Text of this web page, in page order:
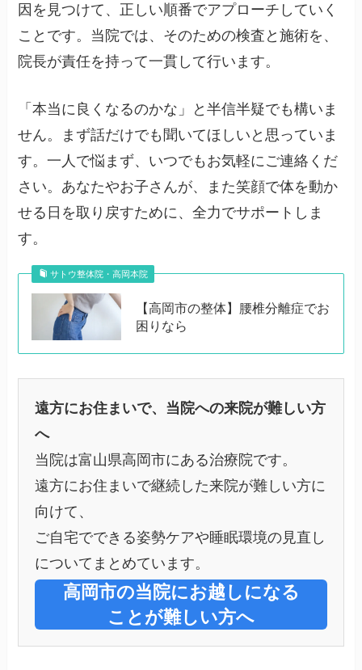
因を見つけて、正しい順番でアプローチしていく
ことです。当院では、そのための検査と施術を、
院長が責任を持って一貫して行います。
「本当に良くなるのかな」と半信半疑でも構いま
せん。まず話だけでも聞いてほしいと思っていま
す。一人で悩まず、いつでもお気軽にご連絡くだ
さい。あなたやお子さんが、また笑顔で体を動か
せる日を取り戻すために、全力でサポートしま
す。
サトウ整体院・高岡本院
【高岡市の整体】腰椎分離症でお
困りなら
遠方にお住まいで、当院への来院が難しい方
へ
当院は富山県高岡市にある治療院です。
遠方にお住まいで継続した来院が難しい方に
向けて、
ご自宅でできる姿勢ケアや睡眠環境の見直し
についてまとめています。
高岡市の当院にお越しになる
ことが難しい方へ